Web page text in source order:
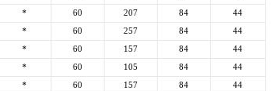
* 60 207 84 44
* 60 257 84 44
* 60 157 84 44
* 60 105 84 44
* 60 157 84 44